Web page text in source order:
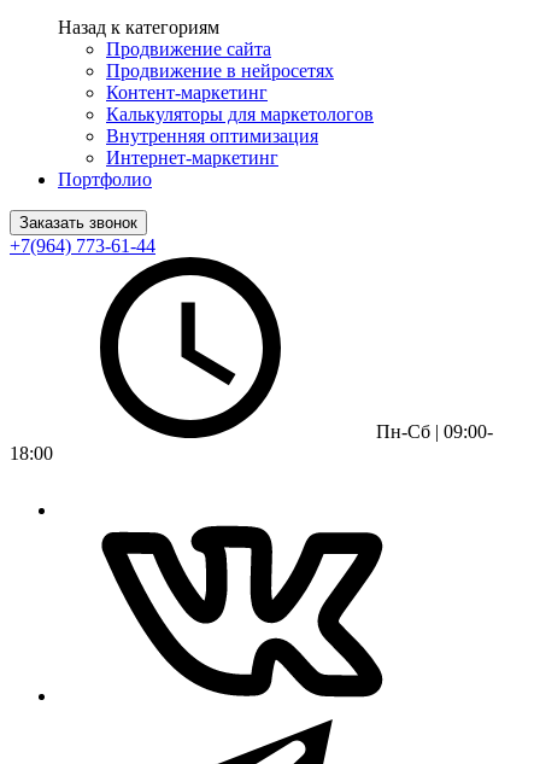
Назад к категориям
Продвижение сайта
Продвижение в нейросетях
Контент-маркетинг
Калькуляторы для маркетологов
Внутренняя оптимизация
Интернет-маркетинг
Портфолио
Заказать звонок
+7(964) 773-61-44
Пн-Сб | 09:00-
18:00